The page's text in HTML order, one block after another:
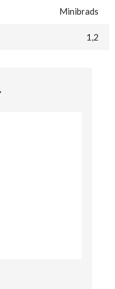
Minibrads
1,2